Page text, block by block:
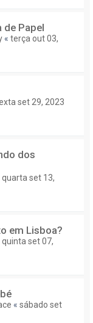
de Papel
« terça out 03,
set 29, 2023
dos
quarta set 13,
em Lisboa?
quinta set 07,
« sábado set